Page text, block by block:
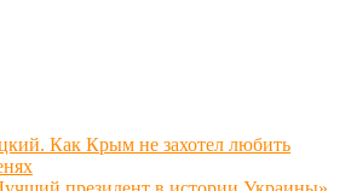
Как Крым не захотел любить